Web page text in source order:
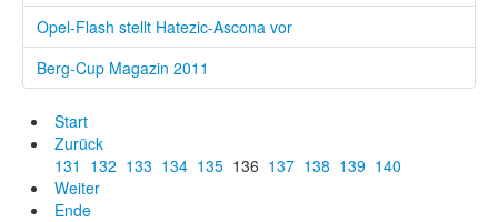
Opel-Flash stellt Hatezic-Ascona vor
Berg-Cup Magazin 2011
Start
Zurück
131 132 133 134 135 136 137 138 139 140
Weiter
Ende